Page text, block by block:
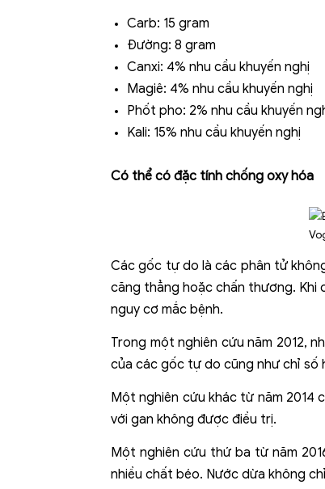
Carb: 15 gram
Đường: 8 gram
Canxi: 4% nhu cầu khuyến nghị
Magiê: 4% nhu cầu khuyến nghị
Phốt pho: 2% nhu cầu khuyến
Kali: 15% nhu cầu khuyến nghị
Có thể có đặc tính chống oxy hóa
Các gốc tự do là các phân tử
căng thẳng hoặc chấn thương.
nguy cơ mắc bệnh.
Trong một nghiên cứu năm 2012,
của các gốc tự do cũng như chỉ số
Một nghiên cứu khác từ năm 2014
với gan không được điều trị.
Một nghiên cứu thứ ba từ năm
nhiều chất béo. Nước dừa không